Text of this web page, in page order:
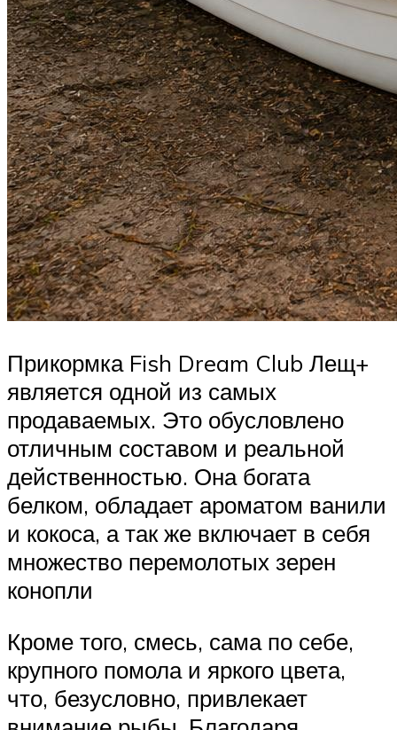
Прикормка Fish Dream Club Лещ+
является одной из самых
продаваемых. Это обусловлено
отличным составом и реальной
действенностью. Она богата
белком, обладает ароматом ванили
и кокоса, а так же включает в себя
множество перемолотых зерен
конопли
Кроме того, смесь, сама по себе,
крупного помола и яркого цвета,
что, безусловно, привлекает